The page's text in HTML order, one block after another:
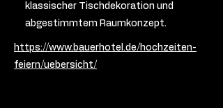
klassischer Tischdekoration und
abgestimmtem Raumkonzept.
https://www.bauerhotel.de/hochzeiten-
feiern/uebersicht/